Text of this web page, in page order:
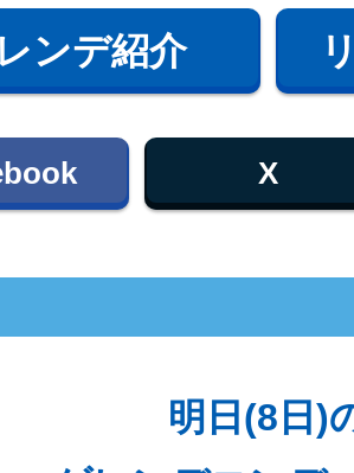
ンデ紹介
X
明日(8日)